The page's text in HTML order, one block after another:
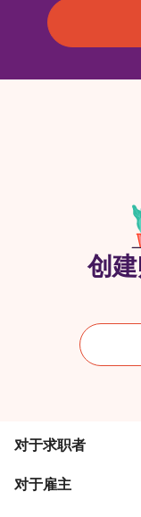
创
对于求职者
搜索工作
对于雇主